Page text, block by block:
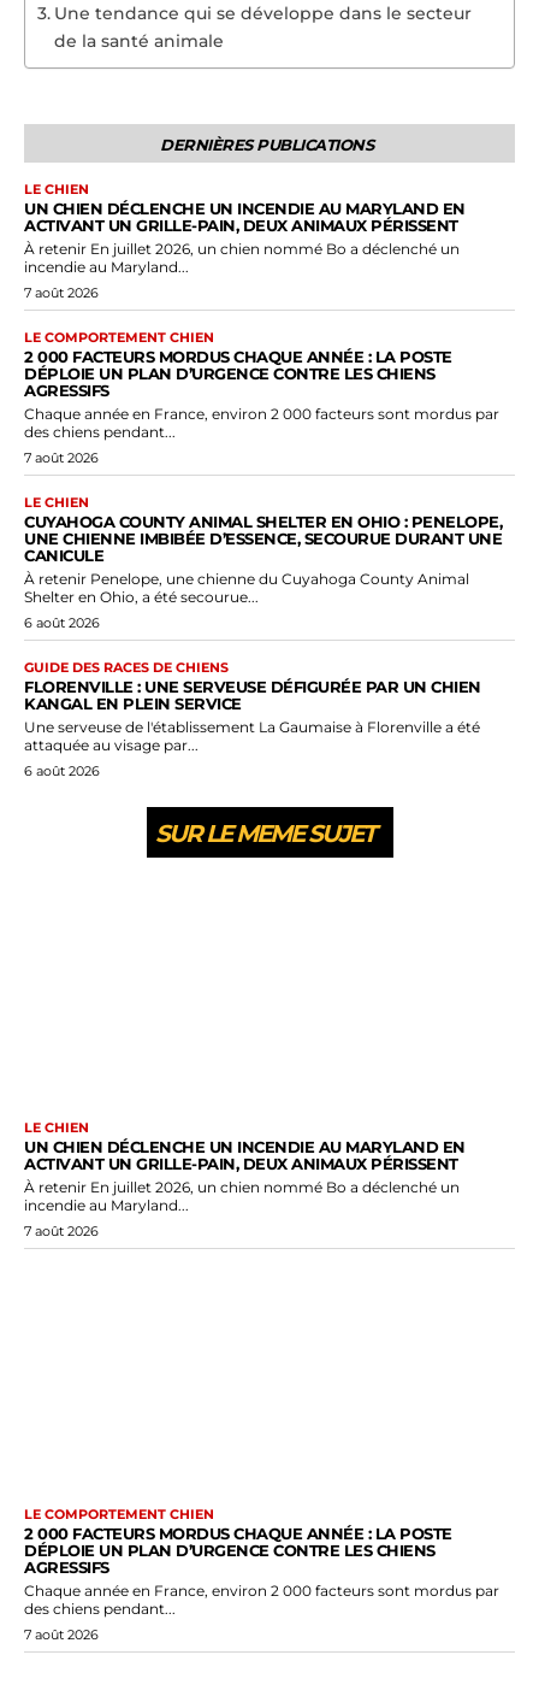
Une tendance qui se développe dans le secteur
de la santé animale
DERNIÈRES PUBLICATIONS
LE CHIEN
UN CHIEN DÉCLENCHE UN INCENDIE AU MARYLAND EN
ACTIVANT UN GRILLE-PAIN, DEUX ANIMAUX PÉRISSENT
À retenir En juillet 2026, un chien nommé Bo a déclenché un
incendie au Maryland...
7 août 2026
LE COMPORTEMENT CHIEN
2 000 FACTEURS MORDUS CHAQUE ANNÉE : LA POSTE
DÉPLOIE UN PLAN D’URGENCE CONTRE LES CHIENS
AGRESSIFS
Chaque année en France, environ 2 000 facteurs sont mordus par
des chiens pendant...
7 août 2026
LE CHIEN
CUYAHOGA COUNTY ANIMAL SHELTER EN OHIO : PENELOPE,
UNE CHIENNE IMBIBÉE D’ESSENCE, SECOURUE DURANT UNE
CANICULE
À retenir Penelope, une chienne du Cuyahoga County Animal
Shelter en Ohio, a été secourue...
6 août 2026
GUIDE DES RACES DE CHIENS
FLORENVILLE : UNE SERVEUSE DÉFIGURÉE PAR UN CHIEN
KANGAL EN PLEIN SERVICE
Une serveuse de l'établissement La Gaumaise à Florenville a été
attaquée au visage par...
6 août 2026
SUR LE MEME SUJET
LE CHIEN
UN CHIEN DÉCLENCHE UN INCENDIE AU MARYLAND EN
ACTIVANT UN GRILLE-PAIN, DEUX ANIMAUX PÉRISSENT
À retenir En juillet 2026, un chien nommé Bo a déclenché un
incendie au Maryland...
7 août 2026
LE COMPORTEMENT CHIEN
2 000 FACTEURS MORDUS CHAQUE ANNÉE : LA POSTE
DÉPLOIE UN PLAN D’URGENCE CONTRE LES CHIENS
AGRESSIFS
Chaque année en France, environ 2 000 facteurs sont mordus par
des chiens pendant...
7 août 2026